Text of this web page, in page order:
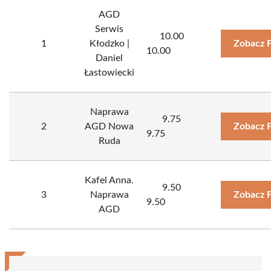
1
AGD
Serwis
Kłodzko |
Daniel
Łastowiecki
10.00
10.00
Zobacz
2
Naprawa
AGD Nowa
Ruda
9.75
9.75
Zobacz
3
Kafel Anna.
Naprawa
AGD
9.50
9.50
Zobacz